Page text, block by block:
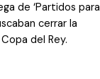
de ‘Partidos para
cerrar la
del Rey.